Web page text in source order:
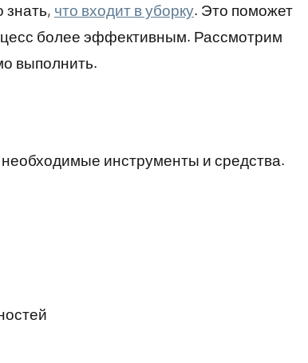
знать, что входит в уборку. Это поможет
более эффективным. Рассмотрим
выполнить.
инструменты и средства.